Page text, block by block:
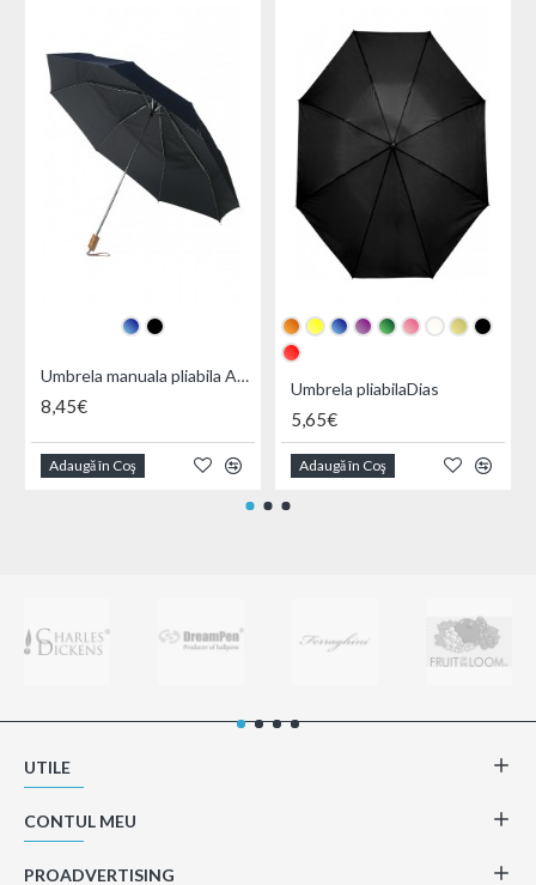
Umbrela manuala pliabila Aedon
8,45€
Adaugă în Coş
Umbrela pliabilaDias
5,65€
Adaugă în Coş
UTILE
CONTUL MEU
PROADVERTISING